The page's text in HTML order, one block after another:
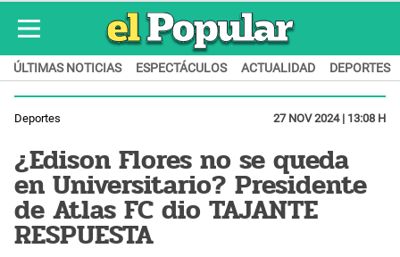
ÚLTIMAS NOTICIAS ESPECTÁCULOS ACTUALIDAD DEPORTES
Deportes 27 NOV 2024 | 13:08 H
¿Edison Flores no se queda
en Universitario? Presidente
de Atlas FC dio TAJANTE
RESPUESTA